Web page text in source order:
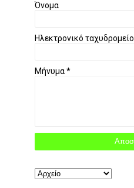
Όνομα
Ηλεκτρονικό ταχυδρομείο
Μήνυμα*